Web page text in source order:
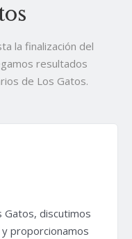
la finalización del
resultados
de Los Gatos.
Gatos, discutimos
proporcionamos